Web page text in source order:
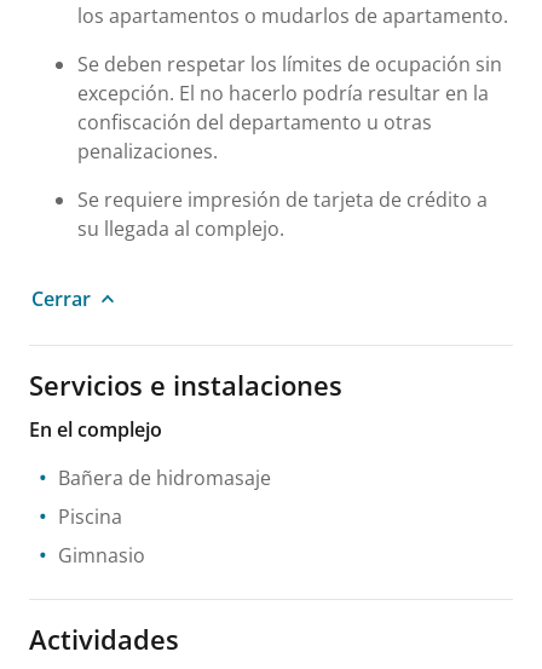
los apartamentos o mudarlos de apartamento.
Se deben respetar los límites de ocupación sin
excepción. El no hacerlo podría resultar en la
confiscación del departamento u otras
penalizaciones.
Se requiere impresión de tarjeta de crédito a
su llegada al complejo.
Cerrar
Servicios e instalaciones
En el complejo
Bañera de hidromasaje
Piscina
Gimnasio
Actividades